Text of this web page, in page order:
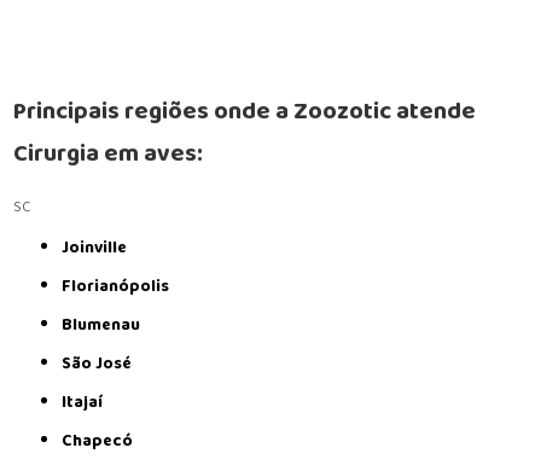
Principais regiões onde a Zoozotic atende
Cirurgia em aves:
SC
Joinville
Florianópolis
Blumenau
São José
Itajaí
Chapecó